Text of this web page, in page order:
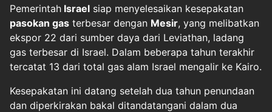
Pemerintah Israel siap menyelesaikan kesepakatan
pasokan gas terbesar dengan Mesir, yang melibatkan
ekspor 22 dari sumber daya dari Leviathan, ladang
gas terbesar di Israel. Dalam beberapa tahun terakhir
tercatat 13 dari total gas alam Israel mengalir ke Kairo.
Kesepakatan ini datang setelah dua tahun penundaan
dan diperkirakan bakal ditandatangani dalam dua